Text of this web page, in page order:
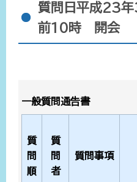
質問日平成23年
前10時 開会
一般質問通告書
質
問
順
質
問
者
質問事項